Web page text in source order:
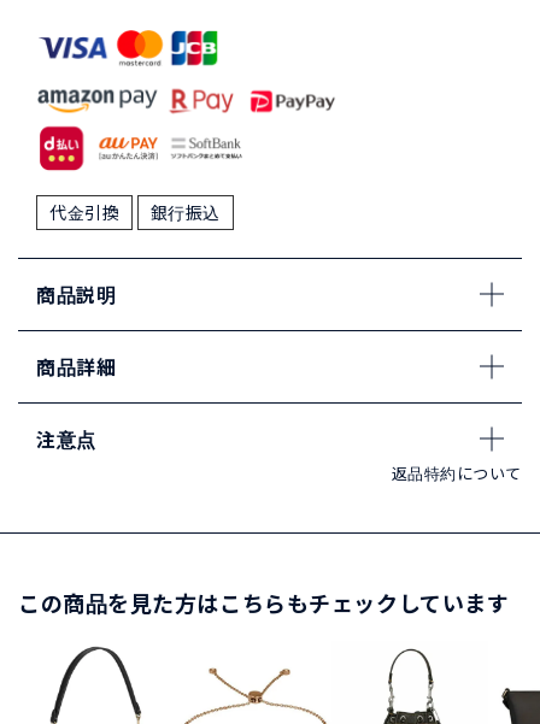
代金引換 銀行振込
商品説明
商品詳細
注意点
返品特約について
この商品を見た方はこちらもチェックしています